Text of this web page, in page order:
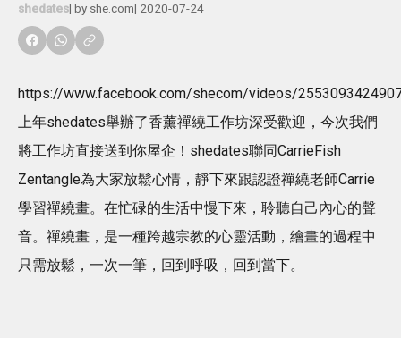
shedates| by she.com| 2020-07-24
https://www.facebook.com/shecom/videos/
上年shedates舉辦了香薰禪繞工作坊深受歡迎，今次我們
將工作坊直接送到你屋企！shedates聯同CarrieFish
Zentangle為大家放鬆心情，靜下來跟認證禪繞老師Carrie
學習禪繞畫。在忙碌的生活中慢下來，聆聽自己內心的聲
音。禪繞畫，是一種跨越宗教的心靈活動，繪畫的過程中
只需放鬆，一次一筆，回到呼吸，回到當下。